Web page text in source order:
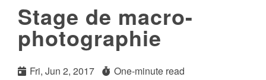
Stage de macro-
photographie
Fri, Jun 2, 2017
One-minute read